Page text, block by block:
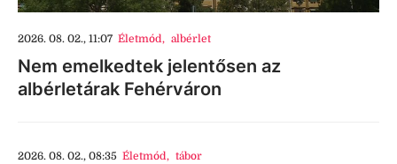
2026. 08. 02., 11:07 Életmód, albérlet
Nem emelkedtek jelentősen az
albérletárak Fehérváron
2026. 08. 02., 08:35 Életmód, tábor